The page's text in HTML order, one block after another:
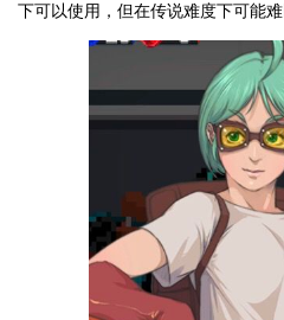
下可以使用，但在传说难度下可能难